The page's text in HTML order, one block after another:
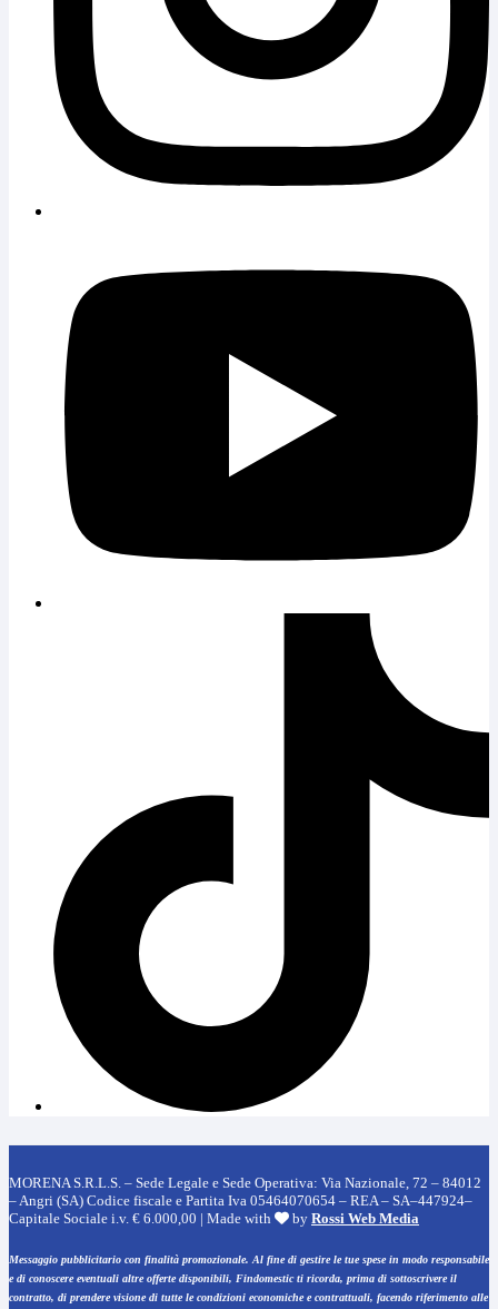
MORENA S.R.L.S. – Sede Legale e Sede Operativa: Via Nazionale, 72 – 84012
– Angri (SA) Codice fiscale e Partita Iva 05464070654 – REA – SA–447924–
Capitale Sociale i.v. € 6.000,00 | Made with
by Rossi Web Media
Messaggio pubblicitario con finalità promozionale. Al fine di gestire le tue spese in modo responsabile
e di conoscere eventuali altre offerte disponibili, Findomestic ti ricorda, prima di sottoscrivere il
contratto, di prendere visione di tutte le condizioni economiche e contrattuali, facendo riferimento alle